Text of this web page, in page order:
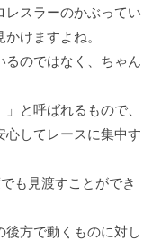
レスラーのかぶってい
けますよね。
るのではなく、ちゃん
と呼ばれるもので、
心してレースに集中す
も見渡すことができ
方で動くものに対し